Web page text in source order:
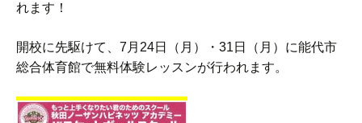
れます！
開校に先駆けて、7月24日（月）・31日（月）に能代市
総合体育館で無料体験レッスンが行われます。